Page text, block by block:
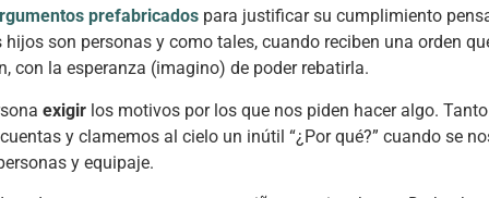
prefabricados para justificar su cumplimiento
son personas y como tales, cuando reciben una orden
con la esperanza (imagino) de poder rebatirla.
exigir los motivos por los que nos piden hacer algo.
y clamemos al cielo un inútil “¿Por qué?” cuando se
y equipaje.